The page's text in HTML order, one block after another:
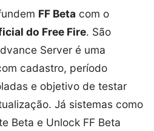
FF Beta com o
do Free Fire. São
Server é uma
cadastro, período
e objetivo de testar
Já sistemas como
Beta e Unlock FF Beta